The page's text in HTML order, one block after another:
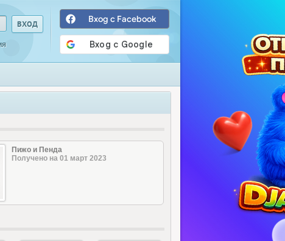
Вход с Facebook
Пижо и Пенда
Получено на 01 март 2023